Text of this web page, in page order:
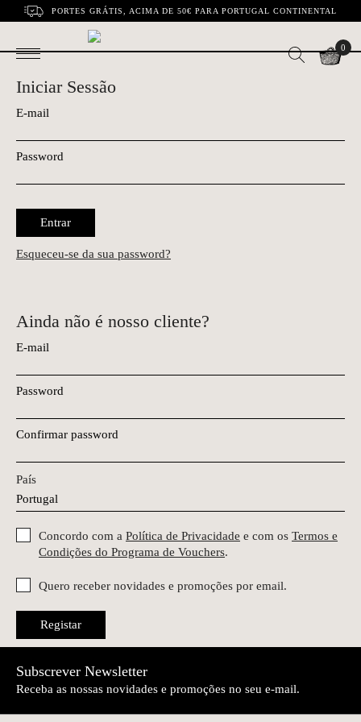
PORTES GRÁTIS, ACIMA DE 50€ PARA PORTUGAL CONTINENTAL
0
Iniciar Sessão
E-mail
Password
Entrar
Esqueceu-se da sua password?
Ainda não é nosso cliente?
E-mail
Password
Confirmar password
País
Concordo com a Política de Privacidade e com os Termos e
Condições do Programa de Vouchers.
Quero receber novidades e promoções por email.
Registar
Subscrever Newsletter
Receba as nossas novidades e promoções no seu e-mail.